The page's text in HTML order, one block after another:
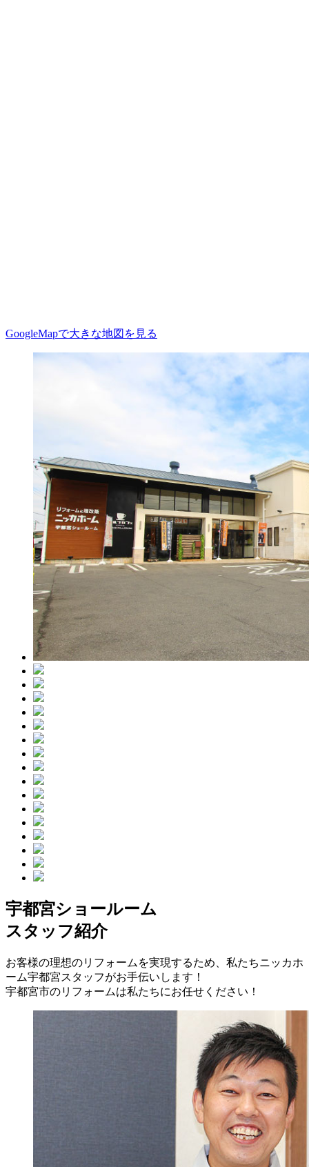
GoogleMapで大きな地図を見る
宇都宮ショールーム
スタッフ紹介
お客様の理想のリフォームを実現するため、私たちニッカホ
ーム宇都宮スタッフがお手伝いします！
宇都宮市のリフォームは私たちにお任せください！